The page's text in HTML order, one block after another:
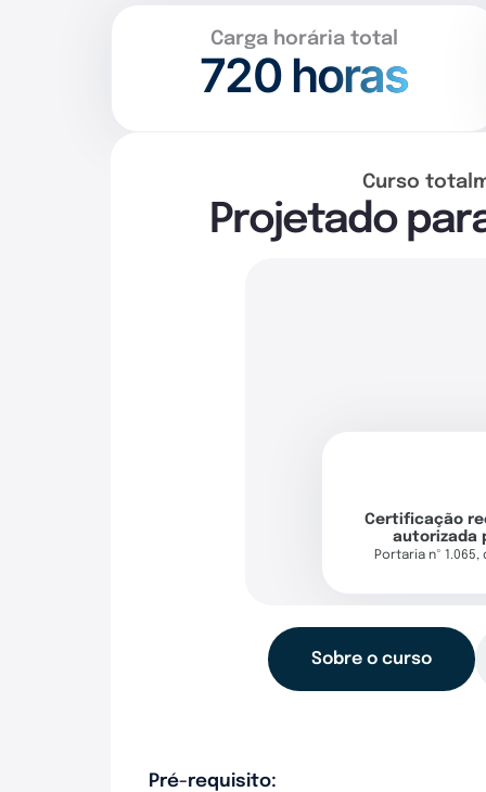
Carga horária total
720horas
Curso
Projetado
Certificação
autorizada
Portaria nº 1.065,
Sobre o curso
Pré-requisito: